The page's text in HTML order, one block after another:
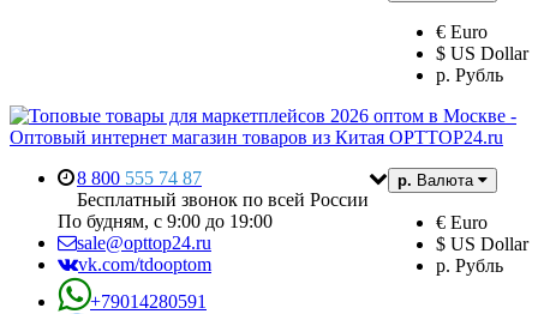
€ Euro
$ US Dollar
р. Рубль
р. Валюта
€ Euro
$ US Dollar
р. Рубль
8 800 555 74 87
Бесплатный звонок по всей России
По будням, с 9:00 до 19:00
sale@opttop24.ru
vk.com/tdooptom
+79014280591